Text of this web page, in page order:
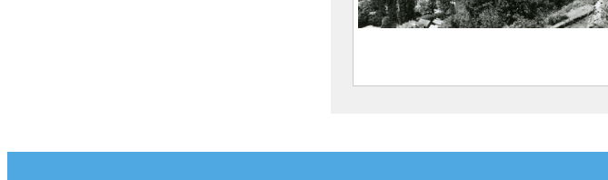
Vue générale d’Allevard-les-
Maison Alpine